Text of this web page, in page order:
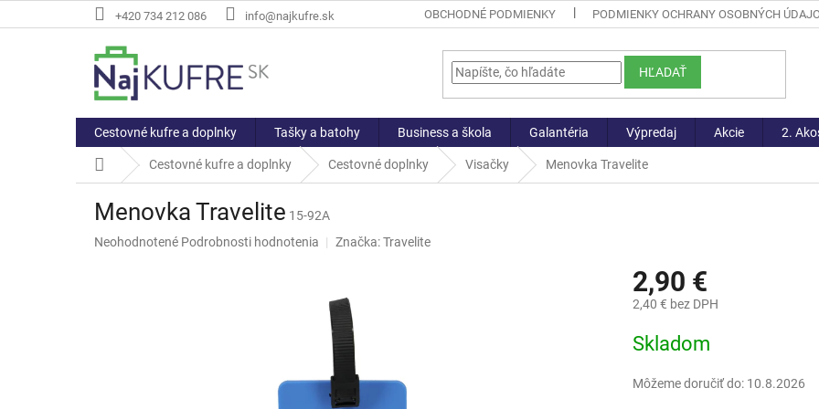
na
+420 734 212 086 info@najkufre.sk OBCHODNÉ PODMIENKY PODMIENKY OCHRANY OSOBNÝCH
HĽADAŤ
Cestovné kufre a doplnky Tašky a batohy Business a škola Galantéria Výpredaj Akcie 2.
DomovCestovné kufre a doplnky Cestovné doplnky Visačky Menovka Travelite
Menovka Travelite 15-92A
Priemerné
Neohodnotené Podrobnosti hodnotenia Značka:Travelite
2,90 €
2,40 € bez DPH
cena:
Skladom
Môžeme doručiť do: 10.8.2026